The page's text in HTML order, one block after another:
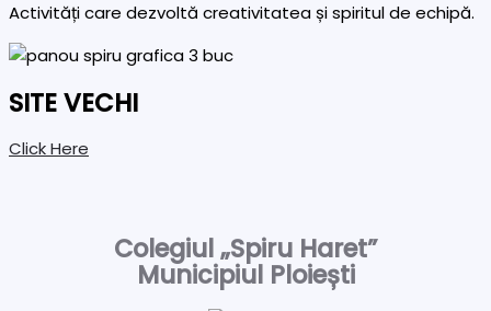
Activități care dezvoltă creativitatea și spiritul de echipă.
SITE VECHI
Click Here
Colegiul „Spiru Haret”
Municipiul Ploiești